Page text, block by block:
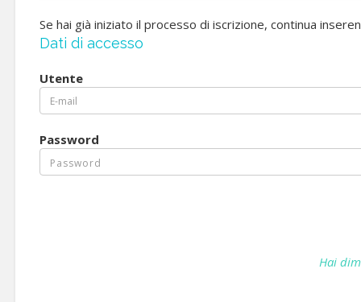
Se hai già iniziato il processo di iscrizione, continua
Dati di accesso
Utente
Password
Hai